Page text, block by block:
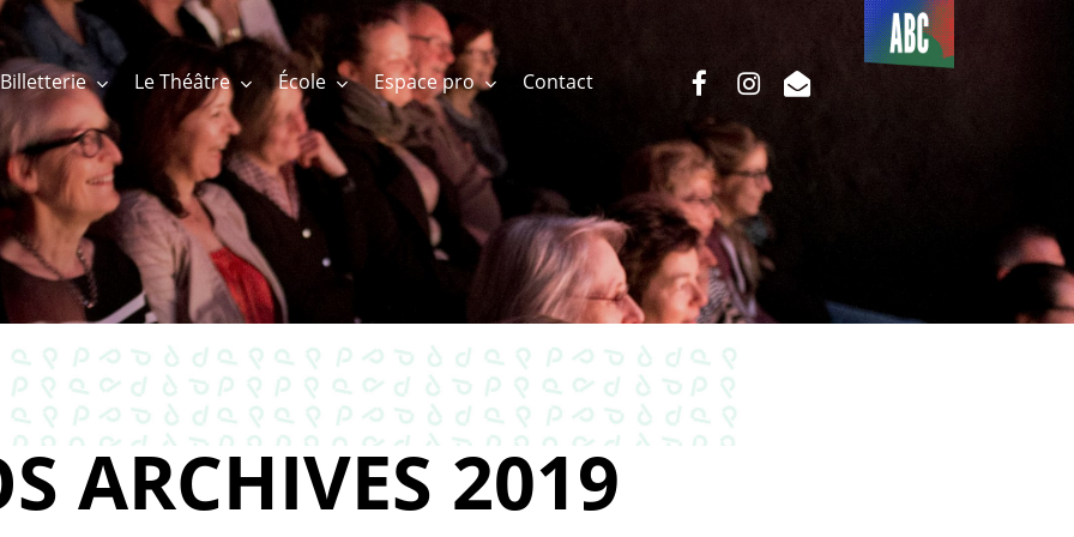
Billetterie Le Théâtre École Espace pro Contact
Du côté
de l’ABC
facebookinstagram
email
ARCHIVES 2019